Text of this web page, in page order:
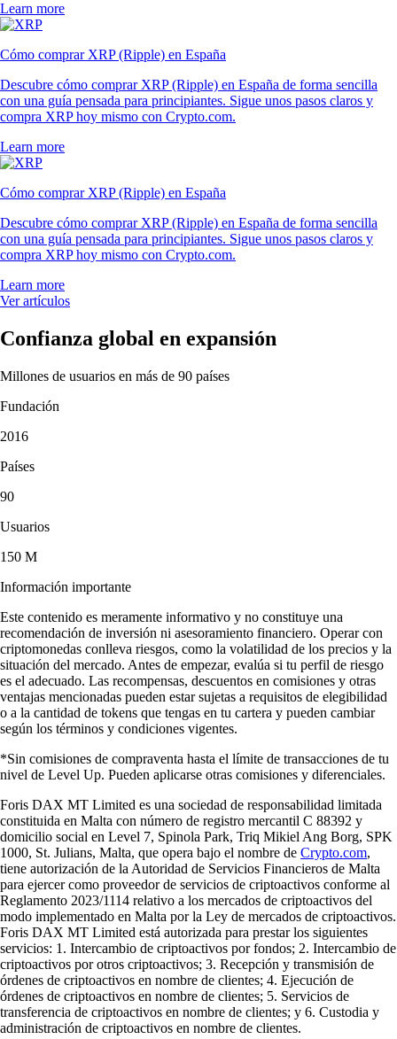
Learn more
Cómo comprar XRP (Ripple) en España
Descubre cómo comprar XRP (Ripple) en España de forma sencilla
con una guía pensada para principiantes. Sigue unos pasos claros y
compra XRP hoy mismo con Crypto.com.
Learn more
Cómo comprar XRP (Ripple) en España
Descubre cómo comprar XRP (Ripple) en España de forma sencilla
con una guía pensada para principiantes. Sigue unos pasos claros y
compra XRP hoy mismo con Crypto.com.
Learn more
Ver artículos
Confianza global en expansión
Millones de usuarios en más de 90 países
Fundación
2016
Países
90
Usuarios
150 M
Información importante
Este contenido es meramente informativo y no constituye una
recomendación de inversión ni asesoramiento financiero. Operar con
criptomonedas conlleva riesgos, como la volatilidad de los precios y la
situación del mercado. Antes de empezar, evalúa si tu perfil de riesgo
es el adecuado. Las recompensas, descuentos en comisiones y otras
ventajas mencionadas pueden estar sujetas a requisitos de elegibilidad
o a la cantidad de tokens que tengas en tu cartera y pueden cambiar
según los términos y condiciones vigentes.
*Sin comisiones de compraventa hasta el límite de transacciones de tu
nivel de Level Up. Pueden aplicarse otras comisiones y diferenciales.
Foris DAX MT Limited es una sociedad de responsabilidad limitada
constituida en Malta con número de registro mercantil C 88392 y
domicilio social en Level 7, Spinola Park, Triq Mikiel Ang Borg, SPK
1000, St. Julians, Malta, que opera bajo el nombre de Crypto.com,
tiene autorización de la Autoridad de Servicios Financieros de Malta
para ejercer como proveedor de servicios de criptoactivos conforme al
Reglamento 2023/1114 relativo a los mercados de criptoactivos del
modo implementado en Malta por la Ley de mercados de criptoactivos.
Foris DAX MT Limited está autorizada para prestar los siguientes
servicios: 1. Intercambio de criptoactivos por fondos; 2. Intercambio de
criptoactivos por otros criptoactivos; 3. Recepción y transmisión de
órdenes de criptoactivos en nombre de clientes; 4. Ejecución de
órdenes de criptoactivos en nombre de clientes; 5. Servicios de
transferencia de criptoactivos en nombre de clientes; y 6. Custodia y
administración de criptoactivos en nombre de clientes.